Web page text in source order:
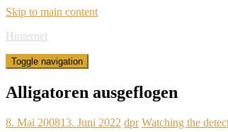
Skip to main content
Hinternet
Toggle navigation
Alligatoren ausgeflogen
8. Mai 200813. Juni 2022 dpr Watching the